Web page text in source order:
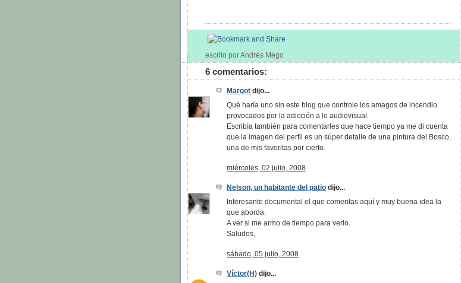
escrito por Andrés Mego
6 comentarios:
Margot dijo...
Qué haría uno sin este blog que controle los amagos de incendio
provocados por la adicción a lo audiovisual.
Escribía también para comentarles que hace tiempo ya me di cuenta
que la imagen del perfil es un súper detalle de una pintura del Bosco,
una de mis favoritas por cierto.
miércoles, 02 julio, 2008
Nelson, un habitante del patio dijo...
Interesante documental el que comentas aquí y muy buena idea la
que aborda.
A ver si me armo de tiempo para verlo.
Saludos,
sábado, 05 julio, 2008
Víctor(H) dijo...